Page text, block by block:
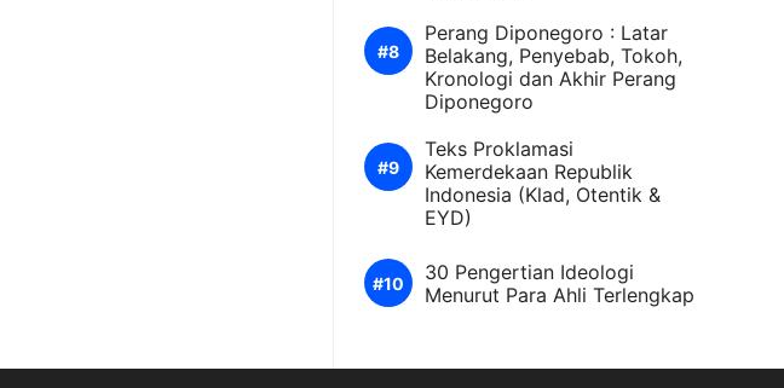
Perang Diponegoro : Latar
Belakang, Penyebab, Tokoh,
Kronologi dan Akhir Perang
Diponegoro
Teks Proklamasi
Kemerdekaan Republik
Indonesia (Klad, Otentik &
EYD)
30 Pengertian Ideologi
Menurut Para Ahli Terlengkap